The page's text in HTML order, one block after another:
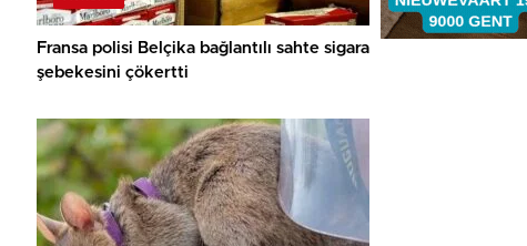
Fransa polisi Belçika bağlantılı sahte sigara
şebekesini çökertti